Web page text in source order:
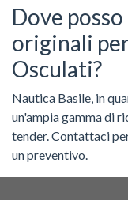
Dove
originali
Osculati?
Nautica Basile, in
un'ampia gamma di
tender. Contattaci
un preventivo.